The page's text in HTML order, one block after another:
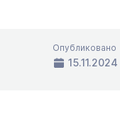
Опубликовано
15.11.2024